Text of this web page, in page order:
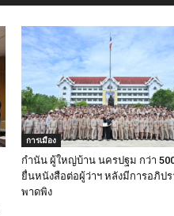
การเมือง
กำนัน ผู้ใหญ่บ้าน นครปฐม กว่า
ยื่นหนังสือต่อผู้ว่าฯ หลังมีการอภิปร
พาดพิง